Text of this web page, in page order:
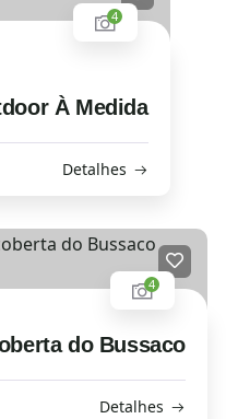
4
À Medida
Detalhes
4
do Bussaco
Detalhes